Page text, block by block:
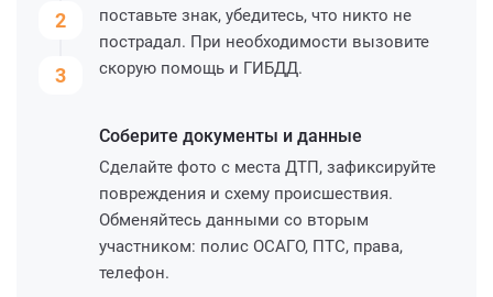
2
3
поставьте знак, убедитесь, что никто не
пострадал. При необходимости вызовите
скорую помощь и ГИБДД.
Соберите документы и данные
Сделайте фото с места ДТП, зафиксируйте
повреждения и схему происшествия.
Обменяйтесь данными со вторым
участником: полис ОСАГО, ПТС, права,
телефон.